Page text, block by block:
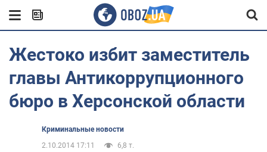
Жестоко избит заместитель
главы Антикоррупционного
бюро в Херсонской области
Криминальные новости
2.10.2014 17:11
6,8 т.